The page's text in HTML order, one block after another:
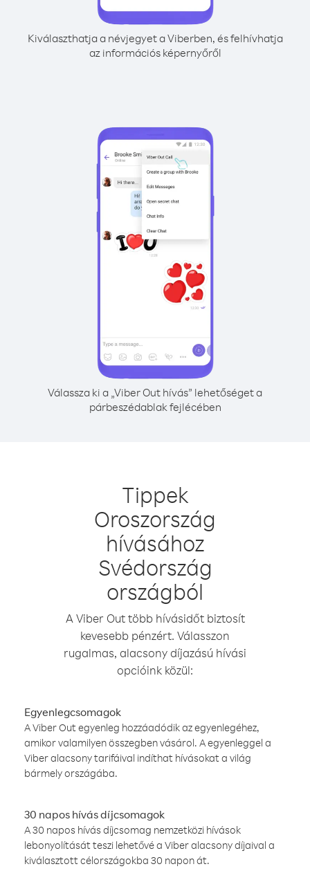
Kiválaszthatja a névjegyet a Viberben, és felhívhatja
az információs képernyőről
Válassza ki a „Viber Out hívás” lehetőséget a
párbeszédablak fejlécében
Tippek
Oroszország
hívásához
Svédország
országból
A Viber Out több hívásidőt biztosít
kevesebb pénzért. Válasszon
rugalmas, alacsony díjazású hívási
opcióink közül:
Egyenlegcsomagok
A Viber Out egyenleg hozzáadódik az egyenlegéhez,
amikor valamilyen összegben vásárol. A egyenleggel a
Viber alacsony tarifáival indíthat hívásokat a világ
bármely országába.
30 napos hívás díjcsomagok
A 30 napos hívás díjcsomag nemzetközi hívások
lebonyolítását teszi lehetővé a Viber alacsony díjaival a
kiválasztott célországokba 30 napon át.